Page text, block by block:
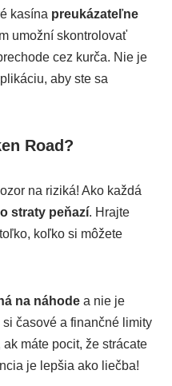
kasína preukázateľne
umožní skontrolovať
cez kurča. Nie je
aby ste sa
Road?
na riziká! Ako každá
straty peňazí. Hrajte
koľko si môžete
na náhode a nie je
časové a finančné limity
máte pocit, že strácate
je lepšia ako liečba!